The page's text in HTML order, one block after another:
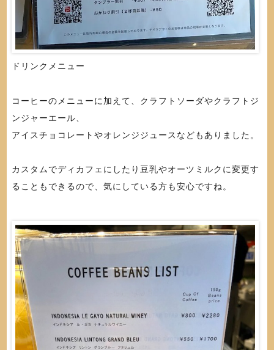
ドリンクメニュー
コーヒーのメニューに加えて、クラフトソーダやクラフトジ
ンジャーエール、
アイスチョコレートやオレンジジュースなどもありました。
カスタムでディカフェにしたり豆乳やオーツミルクに変更す
ることもできるので、気にしている方も安心ですね。